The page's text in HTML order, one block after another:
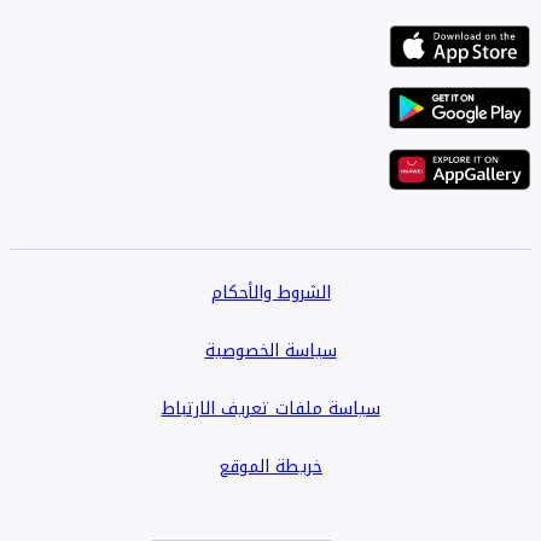
• سهولة وصول العملاء والموظفين
يجعل موقعها الرئيسي منها وجهة مثالية لتجار التجزئة وصالات
العرض والشركات التي تبحث عن عنوان تجاري بارز في دبي.
إيكويتي.
الشروط والأحكام
سياسة الخصوصية
سياسة ملفات تعريف الارتباط
خريطة الموقع